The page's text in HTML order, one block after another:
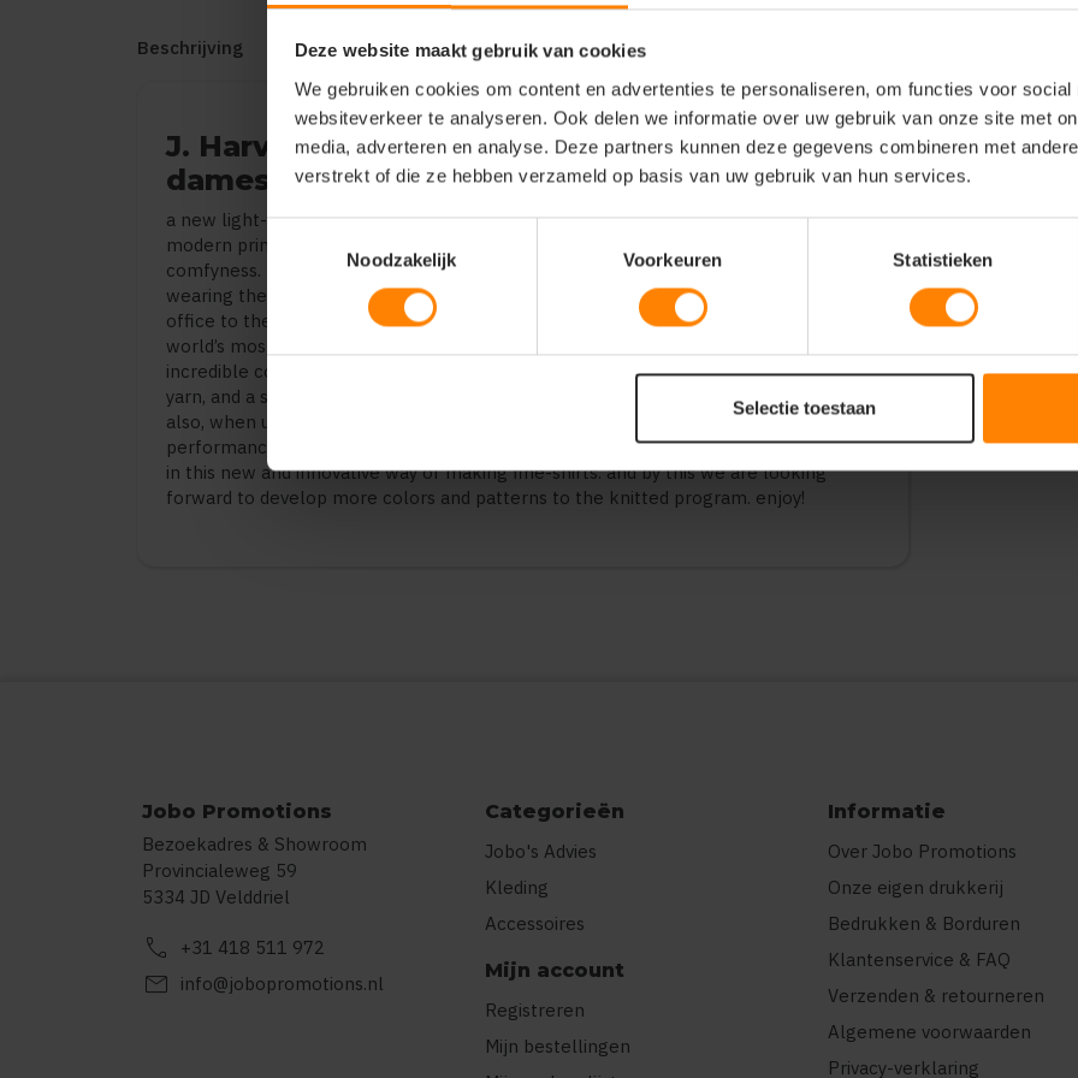
Deze website maakt gebruik van cookies
We gebruiken cookies om content en advertenties te personaliseren, om functies voor social
websiteverkeer te analyseren. Ook delen we informatie over uw gebruik van onze site met
media, adverteren en analyse. Deze partners kunnen deze gegevens combineren met
verstrekt of die ze hebben verzameld op basis van uw gebruik van hun services.
Noodzakelijk
Voorkeuren Statistieken
Selectie toestaan
Beschrijving Reviews (0)
J. Harvest & Frost indigo bow 131 hemd
dames 2913103
a new light-weight version of our indigobow knitted pique. it comes in 3 stylish and
modern prints. knitted from the finest long staple compact cotton, for softness and
comfyness. this shirt makes u looking your best at home office, wile feeling like
wearing the pyjama all day long. button under collar for the perfect stand, from the
office to the dinnerparty. combining the best from two worlds, makes this the
world’s most comfortable good looking dress shirt. it is like wearing a t-shirt,
incredible comfort. we makes this happen by using high-end double 60 compact
yarn, and a soft treatment. this gives the shirt a luxurious out-view and silky touch.
also, when using high quality yarn in a knitted fabric, you get a natural non-iron
performance, so you simply wash it, hang dry it and wear it. we have strong confident
in this new and innovative way of making fine-shirts. and by this we are looking
forward to develop more colors and patterns to the knitted program. enjoy!
Jobo Promotions
Bezoekadres & Showroom
Provincialeweg 59
5334 JD Velddriel
call +31 418 511 972
mail info@jobopromotions.nl
Categorieën
Jobo's Advies
Kleding
Accessoires
Mijn account
Registreren
Mijn bestellingen
Informatie
Over Jobo Promotions
Onze eigen drukkerij
Bedrukken & Borduren
Klantenservice & FAQ
Verzenden & retourneren
Algemene voorwaarden
Privacy-verklaring